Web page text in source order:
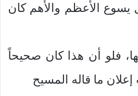
الأعظم والأهم كان
فلو أن هذا كان صحيحاً
ما قاله المسيح